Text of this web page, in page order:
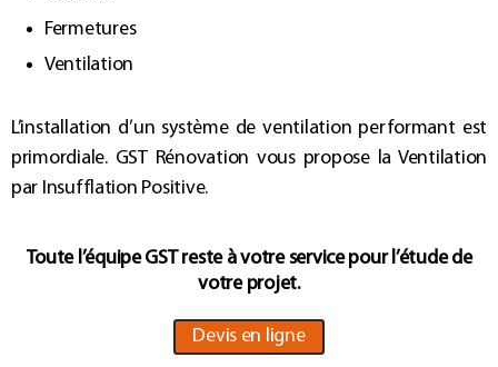
Fermetures
Ventilation
L’installation d’un système de ventilation performant est
primordiale. GST Rénovation vous propose la Ventilation
par Insufflation Positive.
Toute l’équipe GST reste à votre service pour l’étude de
votre projet.
Devis en ligne